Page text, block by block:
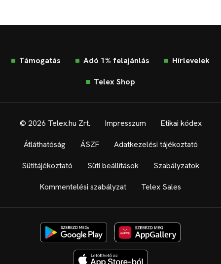
Támogatás Adó 1% felajánlás Hírlevelek
Telex Shop
© 2026 Telex.hu Zrt. Impresszum Etikai kódex
Átláthatóság ÁSZF Adatkezelési tájékoztató
Sütitájékoztató Süti beállítások Szabályzatok
Kommentelési szabályzat Telex Sales